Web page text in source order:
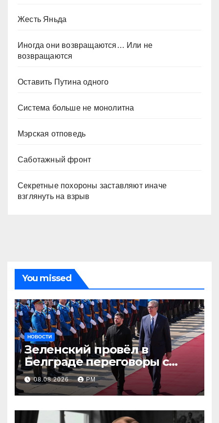
Жесть Яньда
Иногда они возвращаются… Или не
возвращаются
Оставить Путина одного
Система больше не монолитна
Мэрская отповедь
Саботажный фронт
Секретные похороны заставляют иначе
взглянуть на взрыв
You missed
НОВОСТИ
Зеленский провёл в
Белграде переговоры с
Вучичем
08.08.2026 РМ